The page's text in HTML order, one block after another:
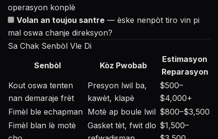
operasyon konplè
Volan an toujou santre — èske nenpòt tiro vin pi
mal oswa chanje direksyon?
Sa Chak Senbòl Vle Di
Senbòl
Kòz Pwobab
Estimasyon
Reparasyon
Kout oswa tenten
nan demaraje frèt
Presyon lwil ba,
kawèt, klapè
$500–
$4,000+
Fimèl ble echapman Motè ap boule lwil $800–$3,500
Fimèl blan lè motè
Gasket tèt, fwit dlo $1,500–